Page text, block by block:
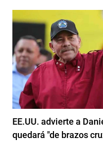
EE.UU. advierte a
quedará "de brazos